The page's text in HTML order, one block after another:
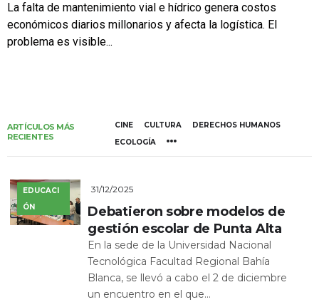
La falta de mantenimiento vial e hídrico genera costos
económicos diarios millonarios y afecta la logística. El
problema es visible...
ARTÍCULOS MÁS
RECIENTES
CINE CULTURA
DERECHOS HUMANOS
ECOLOGÍA
EDUCACI
ÓN
31/12/2025
Debatieron sobre modelos de
gestión escolar de Punta Alta
En la sede de la Universidad Nacional
Tecnológica Facultad Regional Bahía
Blanca, se llevó a cabo el 2 de diciembre
un encuentro en el que...